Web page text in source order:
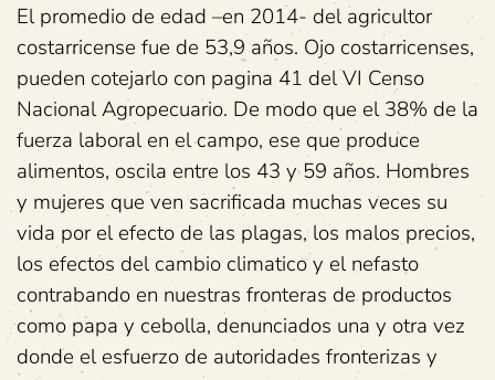
El promedio de edad –en 2014- del agricultor
costarricense fue de 53,9 años. Ojo costarricenses,
pueden cotejarlo con pagina 41 del VI Censo
Nacional Agropecuario. De modo que el 38% de la
fuerza laboral en el campo, ese que produce
alimentos, oscila entre los 43 y 59 años. Hombres
y mujeres que ven sacrificada muchas veces su
vida por el efecto de las plagas, los malos precios,
los efectos del cambio climatico y el nefasto
contrabando en nuestras fronteras de productos
como papa y cebolla, denunciados una y otra vez
donde el esfuerzo de autoridades fronterizas y